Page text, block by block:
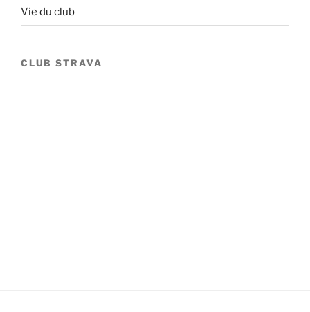
Vie du club
CLUB STRAVA